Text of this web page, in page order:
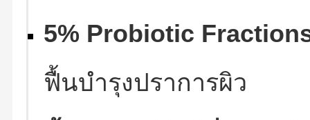
5% Probiotic
ฟื้นบำรุงปราการผิว